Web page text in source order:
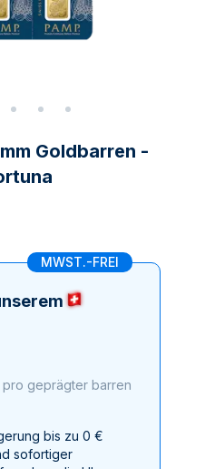
Goldbarren -
MWST.-FREI
pro geprägter barren
bis zu 0 €
sofortiger